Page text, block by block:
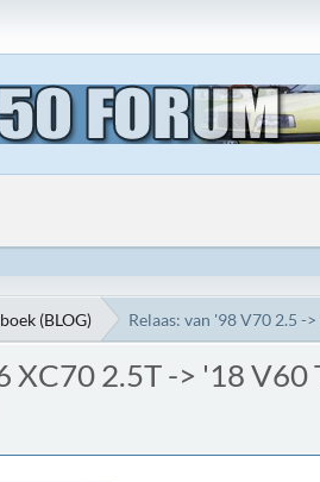
(BLOG) Relaas: van '98 V70 2.5 -
XC70 2.5T -> '18